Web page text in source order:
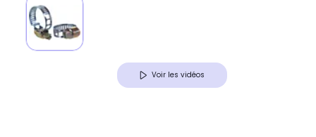
Voir les vidéos